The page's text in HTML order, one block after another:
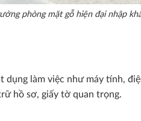
phòng mặt gỗ hiện đại nhập
làm việc như máy tính,
hồ sơ, giấy tờ quan trọng.